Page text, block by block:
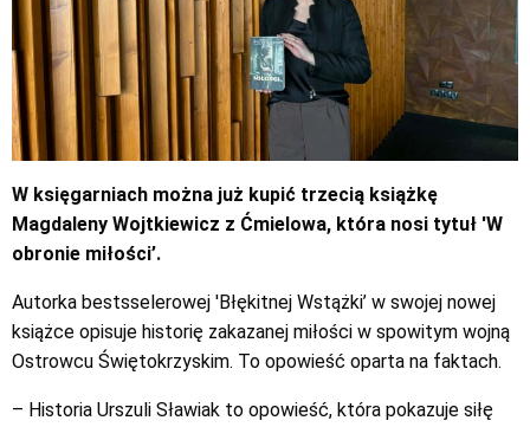
W księgarniach można już kupić trzecią książkę
Magdaleny Wojtkiewicz z Ćmielowa, która nosi tytuł 'W
obronie miłości’.
Autorka bestsselerowej 'Błękitnej Wstążki’ w swojej nowej
książce opisuje historię zakazanej miłości w spowitym wojną
Ostrowcu Świętokrzyskim. To opowieść oparta na faktach.
– Historia Urszuli Sławiak to opowieść, która pokazuje siłę